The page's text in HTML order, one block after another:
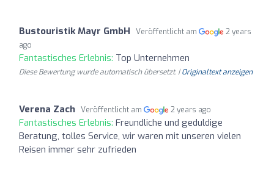
Bustouristik Mayr GmbH Veröffentlicht am
2 years
ago
Fantastisches Erlebnis: Top Unternehmen
Diese Bewertung wurde automatisch übersetzt. |Originaltext anzeigen
Verena Zach Veröffentlicht am 2 years ago
Fantastisches Erlebnis: Freundliche und geduldige
Beratung, tolles Service, wir waren mit unseren vielen
Reisen immer sehr zufrieden